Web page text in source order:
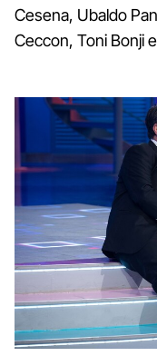
Cesena, Ubaldo
Ceccon, Toni Bonji